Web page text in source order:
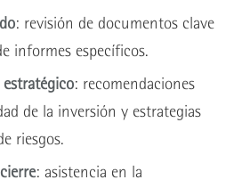
: revisión de documentos clave
informes específicos.
: recomendaciones
de la inversión y estrategias
riesgos.
: asistencia en la